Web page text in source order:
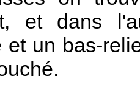
et dans
et un bas-